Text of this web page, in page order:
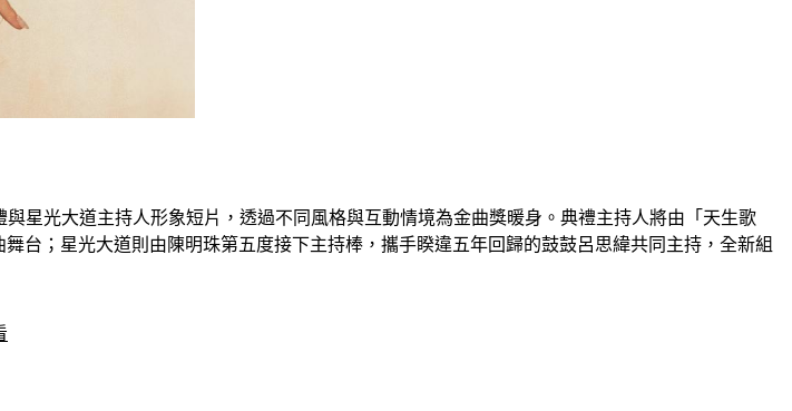
星光大道主持人形象短片，透過不同風格與互動情境為金曲獎暖身。典禮主持人將由「天生歌
台；星光大道則由陳明珠第五度接下主持棒，攜手睽違五年回歸的鼓鼓呂思緯共同主持，全新組